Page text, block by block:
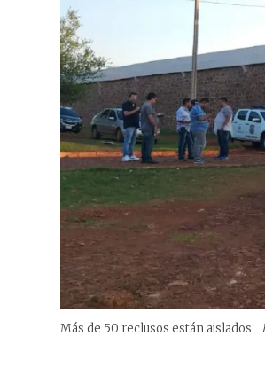
Más de 50 reclusos están aislados.